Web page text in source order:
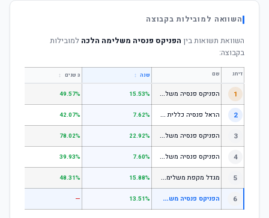
השוואה למובילות בקבוצה
השוואת תשואות בין הפניקס פנסיה משלימה הלכה למובילות
בקבוצה:
דירוג שם שנה ↕ 3 שנים ↕
1 ה
פניקס פנסיה משלימה - מסלול לבני 50 ומטה 15.53%
49.57%
2 ה
ראל פנסיה כללית עוקב מדד s1;p 7.62%
42.07%
3 ה
פניקס פנסיה משלימה - מניות 22.92%
78.02%
4 ה
פניקס פנסיה משלימה עוקב מדד S1;P500 7.60%
39.93%
5 מ
גדל מקפת משלימה לבני 50 ומטה 15.88%
48.31%
6 ה
פניקס פנסיה משלימה הלכה 13.51%
—